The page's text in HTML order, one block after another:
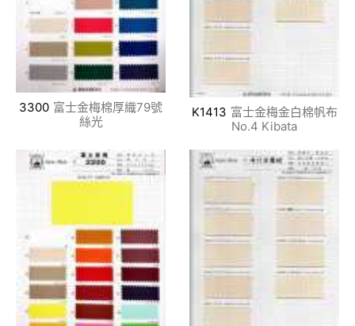
3300 富士金梅棉厚織79號
絲光
K1413 富士金梅金白棉帆布
No.4 Kibata